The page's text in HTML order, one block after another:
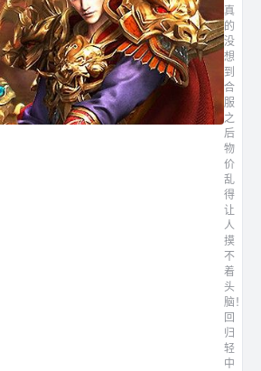
真
的
没
想
到
合
服
之
后
物
价
乱
得
让
人
摸
不
着
头
脑！
回
归
轻
中